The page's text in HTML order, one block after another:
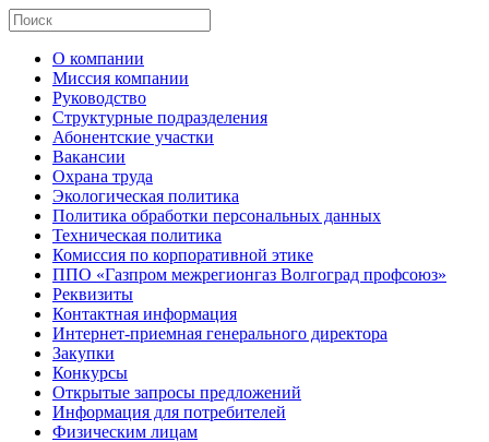
О компании
Миссия компании
Руководство
Структурные подразделения
Абонентские участки
Вакансии
Охрана труда
Экологическая политика
Политика обработки персональных данных
Техническая политика
Комиссия по корпоративной этике
ППО «Газпром межрегионгаз Волгоград профсоюз»
Реквизиты
Контактная информация
Интернет-приемная генерального директора
Закупки
Конкурсы
Открытые запросы предложений
Информация для потребителей
Физическим лицам